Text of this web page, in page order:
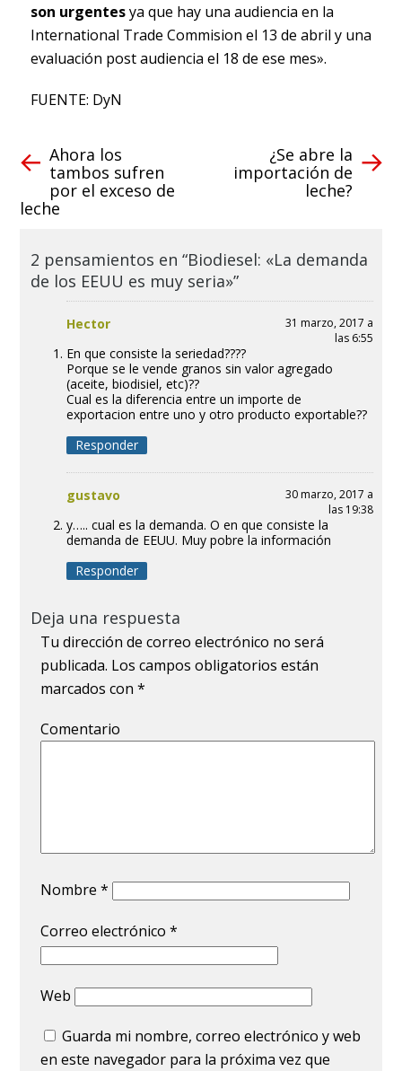
son urgentesya que hay una audiencia en la
International Trade Commision el 13 de abril y una
evaluación post audiencia el 18 de ese mes».
FUENTE: DyN
Ahora los
tambos sufren
por el exceso de
leche
¿Se abre la
importación de
leche?
2 pensamientos en “Biodiesel: «La demanda
de los EEUU es muy seria»”
Hector
31 marzo, 2017 a
las 6:55
En que consiste la seriedad????
Porque se le vende granos sin valor agregado
(aceite, biodisiel, etc)??
Cual es la diferencia entre un importe de
exportacion entre uno y otro producto exportable??
Responder
gustavo
30 marzo, 2017 a
las 19:38
y….. cual es la demanda. O en que consiste la
demanda de EEUU. Muy pobre la información
Responder
Deja una respuesta
Tu dirección de correo electrónico no será
publicada. Los campos obligatorios están
marcados con*
Comentario
Nombre*
Correo electrónico*
Web
Guarda mi nombre, correo electrónico y web
en este navegador para la próxima vez que